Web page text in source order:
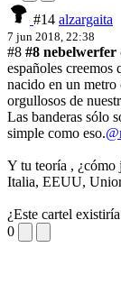
#14 alzargaita
7 jun 2018, 22:38
#8 #8 nebelwerfer
españoles creemos
nacido en un metro
orgullosos de
Las banderas sólo
simple como eso.
Y tu teoría , ¿cómo
Italia, EEUU,
¿Este cartel
0